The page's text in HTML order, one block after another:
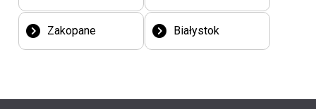
Zakopane Białystok